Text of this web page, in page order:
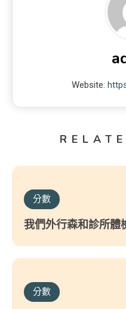
Website:
分數
我們外行森和診所體
分數